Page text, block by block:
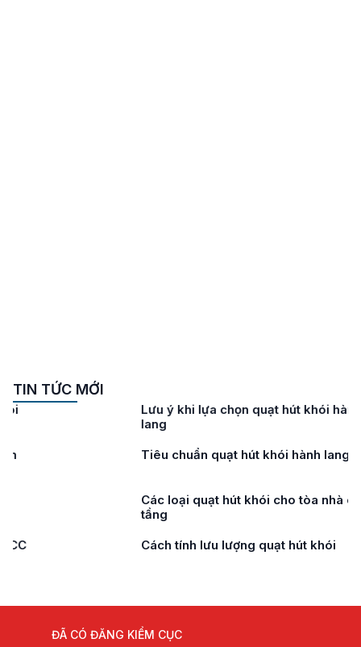
TIN TỨC MỚI
Lưu ý khi lựa chọn quạt hút khói hành
Tiêu chuẩn quạt hút khói hành lang
Các loại quạt hút khói cho tòa nhà cao
Cách tính lưu lượng quạt hút khói
ĐÃ CÓ ĐĂNG KIỂM CỤC